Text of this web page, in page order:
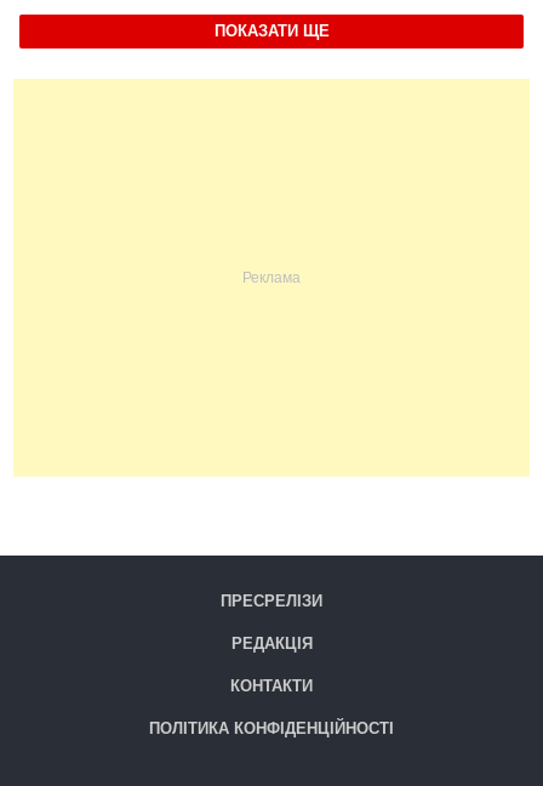
ПОКАЗАТИ ЩЕ
ПРЕСРЕЛІЗИ
РЕДАКЦІЯ
КОНТАКТИ
ПОЛІТИКА КОНФІДЕНЦІЙНОСТІ